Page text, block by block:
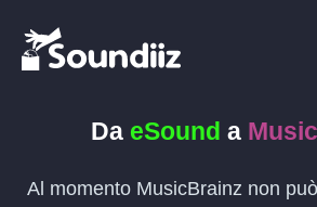
Da eSound a
Al momento MusicBrainz non